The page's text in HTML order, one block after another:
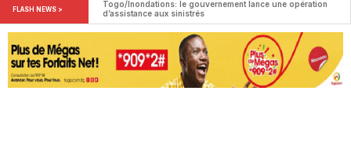
FLASH NEWS >
Togo/Inondations: le gouvernement lance une opération
d’assistance aux sinistrés